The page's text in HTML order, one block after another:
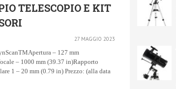
TELESCOPIO E KIT
27 MAGGIO 2023
– 127 mm
– 1000 mm (39.37 in)Rapporto
1 – 20 mm (0.79 in) Prezzo: (alla data